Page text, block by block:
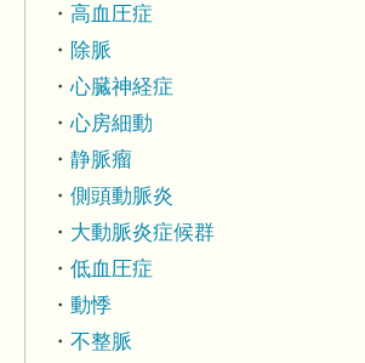
高血圧症
除脈
心臓神経症
心房細動
静脈瘤
側頭動脈炎
大動脈炎症候群
低血圧症
動悸
不整脈